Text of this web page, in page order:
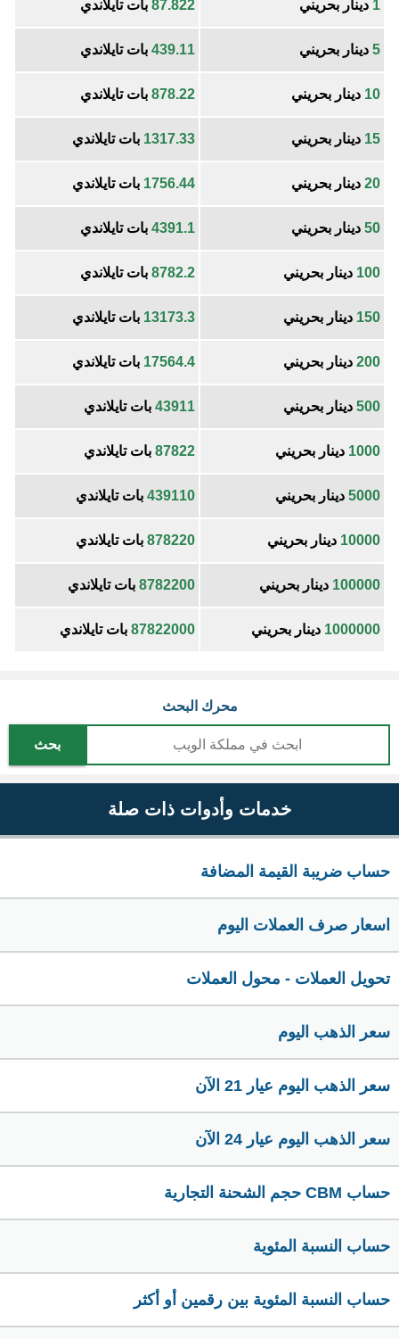
1 دينار بحريني 87.822 بات تايلاندي
5 دينار بحريني 439.11 بات تايلاندي
10 دينار بحريني 878.22 بات تايلاندي
15 دينار بحريني 1317.33 بات تايلاندي
20 دينار بحريني 1756.44 بات تايلاندي
50 دينار بحريني 4391.1 بات تايلاندي
100 دينار بحريني 8782.2 بات تايلاندي
150 دينار بحريني 13173.3 بات تايلاندي
200 دينار بحريني 17564.4 بات تايلاندي
500 دينار بحريني 43911 بات تايلاندي
1000 دينار بحريني 87822 بات تايلاندي
5000 دينار بحريني 439110 بات تايلاندي
10000 دينار بحريني 878220 بات تايلاندي
100000 دينار بحريني 8782200 بات تايلاندي
1000000 دينار بحريني 87822000 بات تايلاندي
محرك البحث
بحث
خدمات وأدوات ذات صلة
حساب ضريبة القيمة المضافة
اسعار صرف العملات اليوم
تحويل العملات - محول العملات
سعر الذهب اليوم
سعر الذهب اليوم عيار 21 الآن
سعر الذهب اليوم عيار 24 الآن
حساب CBM حجم الشحنة التجارية
حساب النسبة المئوية
حساب النسبة المئوية بين رقمين أو أكثر